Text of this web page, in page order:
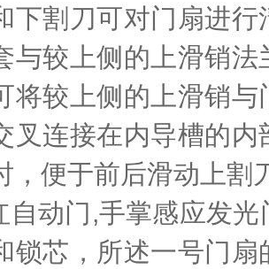
下割刀可对门扇进
与较上侧的上滑销
将较上侧的上滑销
叉连接在内导槽的
，便于前后滑动上割
自动门,手掌感应发光
锁芯，所述一号门